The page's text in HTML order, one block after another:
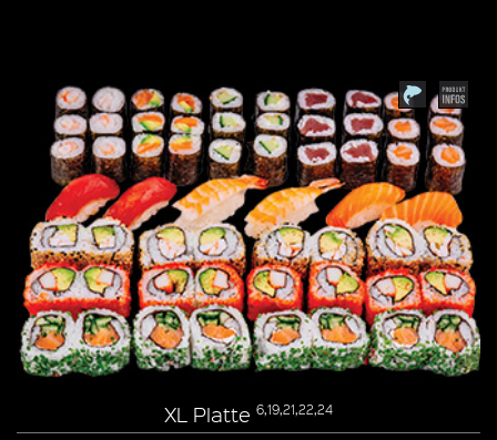
XL Platte 6,19,21,22,24